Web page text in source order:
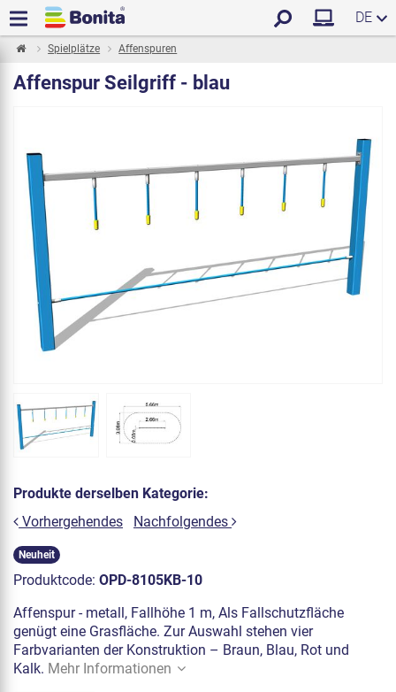
DE
Spielplätze Affenspuren
Affenspur Seilgriff - blau
Produkte derselben Kategorie:
Vorhergehendes
Nachfolgendes
Neuheit
Produktcode: OPD-8105KB-10
Affenspur - metall, Fallhöhe 1 m, Als Fallschutzfläche
genügt eine Grasfläche. Zur Auswahl stehen vier
Farbvarianten der Konstruktion – Braun, Blau, Rot und
Kalk. Mehr Informationen